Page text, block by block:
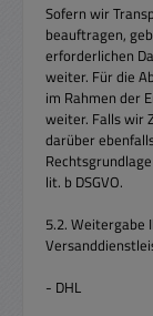
Sofern wir
beauftragen,
erforderlichen
weiter. Für die
im Rahmen der
weiter. Falls wir
darüber
lit. b DSGVO.
5.2. Weitergabe
- DHL